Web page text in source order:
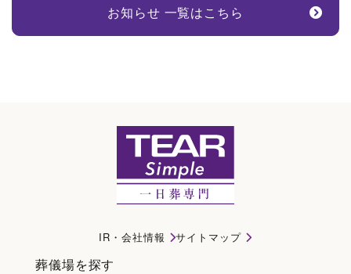
お知らせ 一覧はこちら
IR・会社情報 サイトマップ
葬儀場を探す